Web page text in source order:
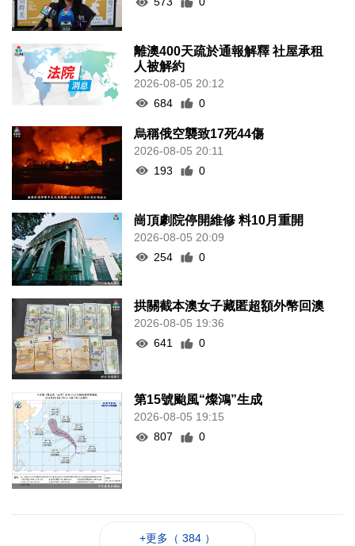
離澳400天疏於通報解釋 社屋承租
人被解約
2026-08-05 20:12
684
0
烏稱俄空襲致17死44傷
2026-08-05 20:11
193
0
崗頂劇院停開維修 料10月重開
2026-08-05 20:09
254
0
拱關截本澳女子藏匿超額外幣回澳
2026-08-05 19:36
641
0
第15號颱風“燦鴻”生成
2026-08-05 19:15
807
0
+更多（ 384 ）